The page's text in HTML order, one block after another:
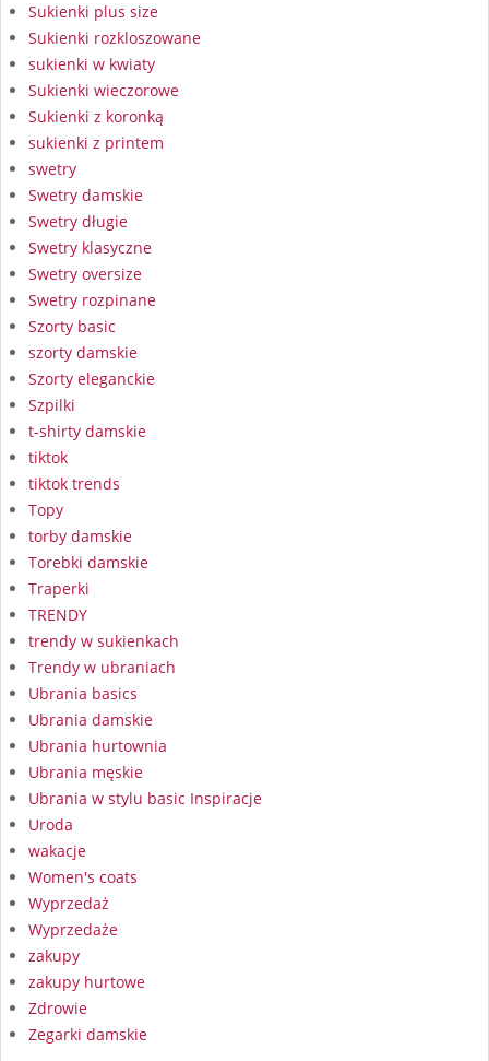
Sukienki plus size
Sukienki rozkloszowane
sukienki w kwiaty
Sukienki wieczorowe
Sukienki z koronką
sukienki z printem
swetry
Swetry damskie
Swetry długie
Swetry klasyczne
Swetry oversize
Swetry rozpinane
Szorty basic
szorty damskie
Szorty eleganckie
Szpilki
t-shirty damskie
tiktok
tiktok trends
Topy
torby damskie
Torebki damskie
Traperki
TRENDY
trendy w sukienkach
Trendy w ubraniach
Ubrania basics
Ubrania damskie
Ubrania hurtownia
Ubrania męskie
Ubrania w stylu basic Inspiracje
Uroda
wakacje
Women's coats
Wyprzedaż
Wyprzedaże
zakupy
zakupy hurtowe
Zdrowie
Zegarki damskie